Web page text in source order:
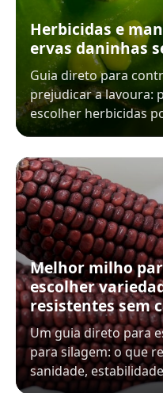
Herbicidas e
ervas daninhas
Guia direto para
prejudicar a lavoura:
escolher herbicidas
Melhor milho
escolher
resistentes sem
Um guia direto para
para silagem: o que
sanidade,